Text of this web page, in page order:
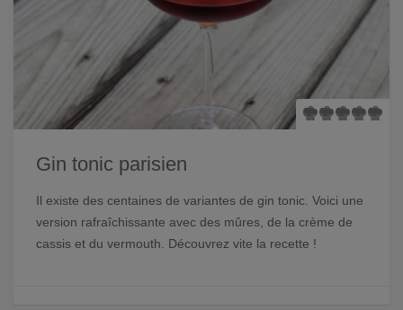
Gin tonic parisien
Il existe des centaines de variantes de gin tonic. Voici une
version rafraîchissante avec des mûres, de la crème de
cassis et du vermouth. Découvrez vite la recette !